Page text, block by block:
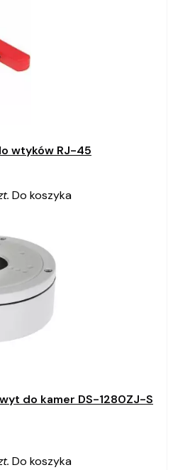
wtyków RJ-45
Do koszyka
do kamer DS-1280ZJ-S
Do koszyka